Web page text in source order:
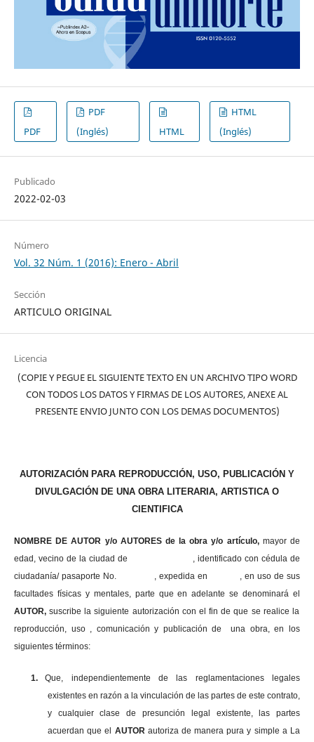
PDF
PDF
(Inglés)
HTML
HTML
(Inglés)
Publicado
2022-02-03
Número
Vol. 32 Núm. 1 (2016): Enero - Abril
Sección
ARTICULO ORIGINAL
Licencia
(COPIE Y PEGUE EL SIGUIENTE TEXTO EN UN ARCHIVO TIPO WORD
CON TODOS LOS DATOS Y FIRMAS DE LOS AUTORES, ANEXE AL
PRESENTE ENVIO JUNTO CON LOS DEMAS DOCUMENTOS)
AUTORIZACIÓN PARA REPRODUCCIÓN, USO, PUBLICACIÓN Y
DIVULGACIÓN DE UNA OBRA LITERARIA, ARTISTICA O
CIENTIFICA
NOMBRE DE AUTOR y/o AUTORES de la obra y/o artículo, mayor de
edad, vecino de la ciudad de , identificado con cédula de
ciudadanía/ pasaporte No. , expedida en , en uso de sus
facultades físicas y mentales, parte que en adelante se denominará el
AUTOR,suscribe la siguiente autorización con el fin de que se realice la
reproducción, uso , comunicación y publicación de una obra, en los
siguientes términos:
1.
Que, independientemente de las reglamentaciones legales
existentes en razón a la vinculación de las partes de este contrato,
y cualquier clase de presunción legal existente, las partes
acuerdan que el AUTOR autoriza de manera pura y simple a La